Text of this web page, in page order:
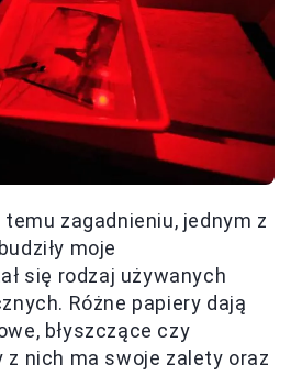
temu zagadnieniu, jednym z
moje
się rodzaj używanych
Różne papiery dają
błyszczące czy
z nich ma swoje zalety oraz